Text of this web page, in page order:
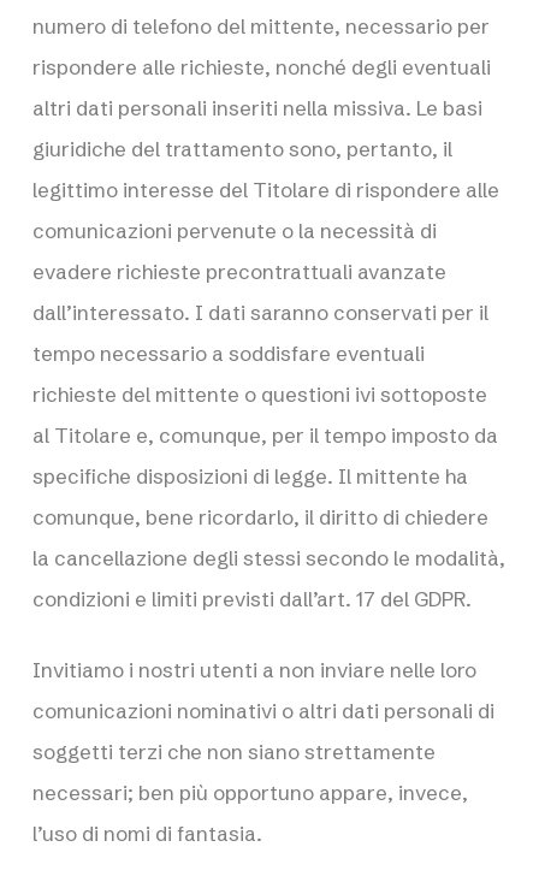
numero di telefono del mittente, necessario per
rispondere alle richieste, nonché degli eventuali
altri dati personali inseriti nella missiva. Le basi
giuridiche del trattamento sono, pertanto, il
legittimo interesse del Titolare di rispondere alle
comunicazioni pervenute o la necessità di
evadere richieste precontrattuali avanzate
dall’interessato. I dati saranno conservati per il
tempo necessario a soddisfare eventuali
richieste del mittente o questioni ivi sottoposte
al Titolare e, comunque, per il tempo imposto da
specifiche disposizioni di legge. Il mittente ha
comunque, bene ricordarlo, il diritto di chiedere
la cancellazione degli stessi secondo le modalità,
condizioni e limiti previsti dall’art. 17 del GDPR.
Invitiamo i nostri utenti a non inviare nelle loro
comunicazioni nominativi o altri dati personali di
soggetti terzi che non siano strettamente
necessari; ben più opportuno appare, invece,
l’uso di nomi di fantasia.